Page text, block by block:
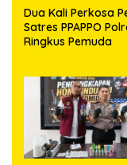
Dua Kali Perkosa
Satres PPAPPO
Ringkus Pemuda